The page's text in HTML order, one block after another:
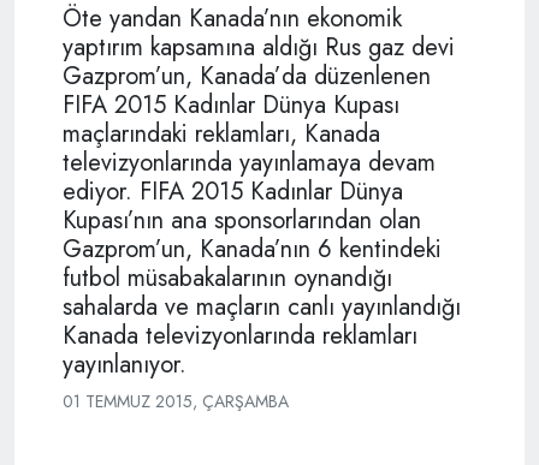
Öte yandan Kanada’nın ekonomik
yaptırım kapsamına aldığı Rus gaz devi
Gazprom’un, Kanada’da düzenlenen
FIFA 2015 Kadınlar Dünya Kupası
maçlarındaki reklamları, Kanada
televizyonlarında yayınlamaya devam
ediyor. FIFA 2015 Kadınlar Dünya
Kupası’nın ana sponsorlarından olan
Gazprom’un, Kanada’nın 6 kentindeki
futbol müsabakalarının oynandığı
sahalarda ve maçların canlı yayınlandığı
Kanada televizyonlarında reklamları
yayınlanıyor.
01 TEMMUZ 2015, ÇARŞAMBA